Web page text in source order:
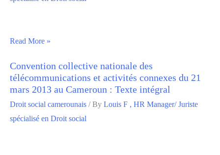
Read More »
Convention collective nationale des
télécommunications et activités connexes du 21
mars 2013 au Cameroun : Texte intégral
Droit social camerounais / By Louis F , HR Manager/ Juriste
spécialisé en Droit social